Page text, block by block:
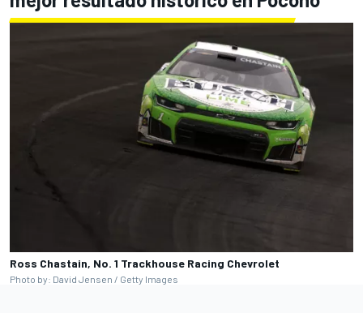
Ross Chastain, No. 1 Trackhouse Racing Chevrolet
Photo by: David Jensen / Getty Images